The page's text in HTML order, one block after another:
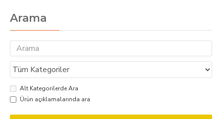
Arama
Alt Kategorilerde Ara
Ürün açıklamalarında ara